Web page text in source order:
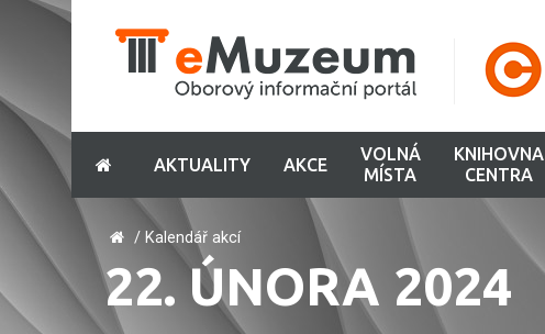
AKTUALITY AKCE
VOLNÁ
MÍSTA
KNIHOVNA
CENTRA
/ Kalendář akcí
22. ÚNORA 2024